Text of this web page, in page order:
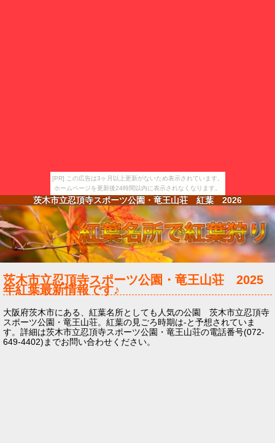
[PR] この広告は3ヶ月以上更新がないため表示されています。
ホームページを更新後24時間以内に表示されなくなります。
茨木市立忍頂寺スポーツ公園・竜王山荘 紅葉 2026
茨木市立忍頂寺スポーツ公園・竜王山荘 2025
年紅葉最新情報です♪
大阪府茨木市にある、紅葉名所としても人気の公園 茨木市立忍頂寺
スポーツ公園・竜王山荘。紅葉の見ごろ時期は-と予想されていま
す。詳細は茨木市立忍頂寺スポーツ公園・竜王山荘の電話番号(072-
649-4402)までお問い合わせください。